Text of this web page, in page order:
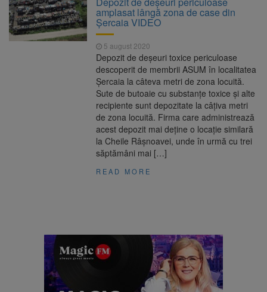
Ormeniș
6 august 2026
AUR a lansat platforma
suspeND.ro pentru urmărirea inițiativei de
suspendare a președintelui Nicușor Dan
Înalta Curte analizează
dosarul lui Călin Georgescu și Horațiu Potra.
Judecătorii decid dacă începe procesul
Strategia națională pentru
biodiversitate 2026-2030, adoptată de Senat.
Proiectul merge la promulgare
amplasat lângă zona de case din
Șercaia VIDEO
5 august 2020
Depozit de deșeuri toxice periculoase
descoperit de membrii ASUM în localitatea
Șercaia la câteva metri de zona locuită.
Sute de butoaie cu substanțe toxice și alte
recipiente sunt depozitate la câțiva metri
de zona locuită. Firma care administrează
acest depozit mai deține o locație similară
la Cheile Râșnoavei, unde în urmă cu trei
săptămâni mai […]
READ MORE